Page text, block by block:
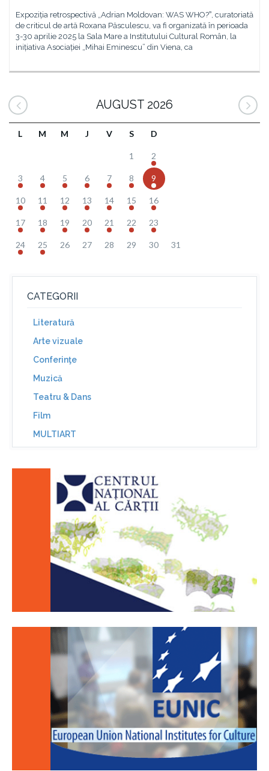
Expoziția retrospectivă „Adrian Moldovan: WAS WHO?ˮ, curatoriată
de criticul de artă Roxana Păsculescu, va fi organizată în perioada
3-30 aprilie 2025 la Sala Mare a Institutului Cultural Român, la
inițiativa Asociației „Mihai Eminescu” din Viena, ca
AUGUST 2026
L M M J V S D
1 2
3 4 5 6 7 8 9
10 11 12 13 14 15 16
17 18 19 20 21 22 23
24 25 26 27 28 29 30 31
CATEGORII
Literatură
Arte vizuale
Conferinţe
Muzică
Teatru & Dans
Film
MULTIART